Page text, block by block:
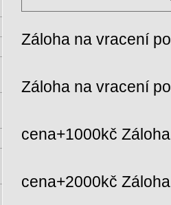
Záloha na vracení
Záloha na vracení
cena+1000kč
cena+2000kč